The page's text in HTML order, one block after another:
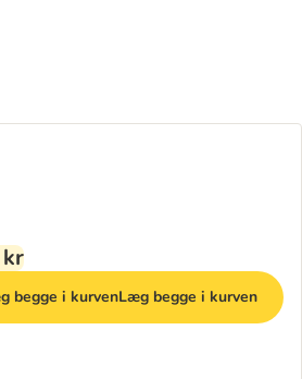
begge i kurvenLæg begge i kurven